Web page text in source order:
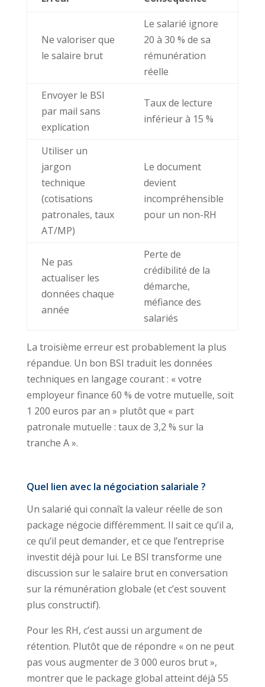
Ne valoriser que
le salaire brut
Le salarié ignore
20 à 30 % de sa
rémunération
réelle
Envoyer le BSI
par mail sans
explication
Taux de lecture
inférieur à 15 %
Utiliser un
jargon
technique
(cotisations
patronales, taux
AT/MP)
Le document
devient
incompréhensible
pour un non-RH
Ne pas
actualiser les
données chaque
année
Perte de
crédibilité de la
démarche,
méfiance des
salariés
La troisième erreur est probablement la plus
répandue. Un bon BSI traduit les données
techniques en langage courant : « votre
employeur finance 60 % de votre mutuelle, soit
1 200 euros par an » plutôt que « part
patronale mutuelle : taux de 3,2 % sur la
tranche A ».
Quel lien avec la négociation salariale ?
Un salarié qui connaît la valeur réelle de son
package négocie différemment. Il sait ce qu’il a,
ce qu’il peut demander, et ce que l’entreprise
investit déjà pour lui. Le BSI transforme une
discussion sur le salaire brut en conversation
sur la rémunération globale (et c’est souvent
plus constructif).
Pour les RH, c’est aussi un argument de
rétention. Plutôt que de répondre « on ne peut
pas vous augmenter de 3 000 euros brut »,
montrer que le package global atteint déjà 55